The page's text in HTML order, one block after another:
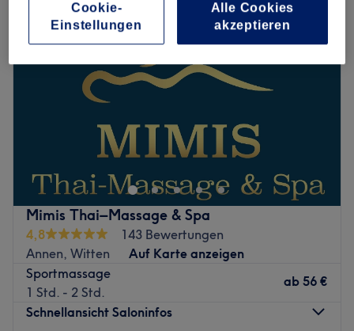
Mimis Thai–Massage & Spa
4,8
143 Bewertungen
Annen, Witten
Auf Karte anzeigen
Sportmassage
1 Std. - 2 Std.
ab 56 €
Schnellansicht Saloninfos
Cookie-
Einstellungen
Alle Cookies
akzeptieren